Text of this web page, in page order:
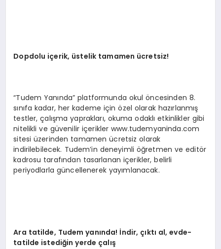
Dopdolu içerik, üstelik tamamen ücretsiz!
“Tudem Yanında” platformunda okul öncesinden 8.
sınıfa kadar, her kademe için özel olarak hazırlanmış
testler, çalışma yaprakları, okuma odaklı etkinlikler gibi
nitelikli ve güvenilir içerikler www.tudemyaninda.com
sitesi üzerinden tamamen ücretsiz olarak
indirilebilecek. Tudem’in deneyimli öğretmen ve editör
kadrosu tarafından tasarlanan içerikler, belirli
periyodlarla güncellenerek yayımlanacak.
Ara tatilde, Tudemyanında! İndir, çıktı al, evde-
tatilde istediğin yerde çalış